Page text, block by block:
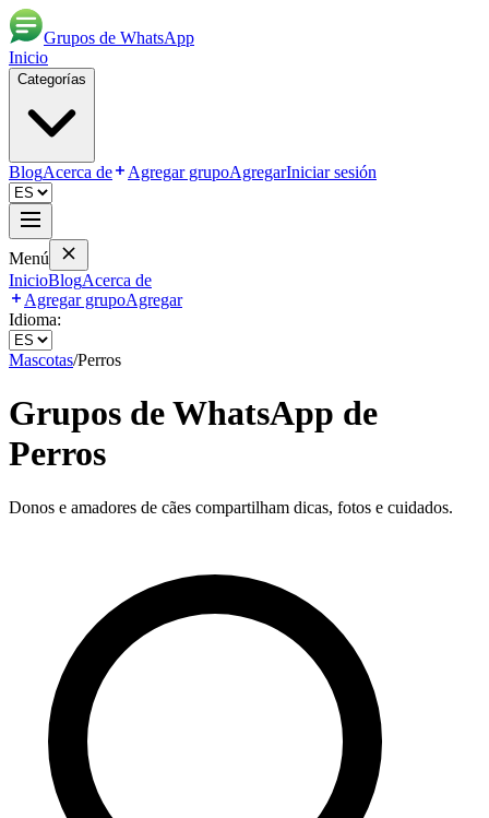
Grupos de WhatsApp
Inicio
Categorías
BlogAcerca de Agregar grupoAgregarIniciar sesión
Menú
InicioBlogAcerca de
Agregar grupoAgregar
Idioma:
Mascotas/Perros
Grupos de WhatsApp de
Perros
Donos e amadores de cães compartilham dicas, fotos e cuidados.